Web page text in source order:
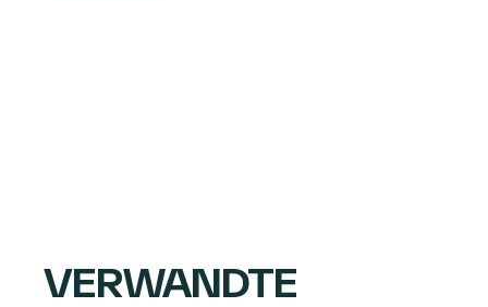
VERWANDTE